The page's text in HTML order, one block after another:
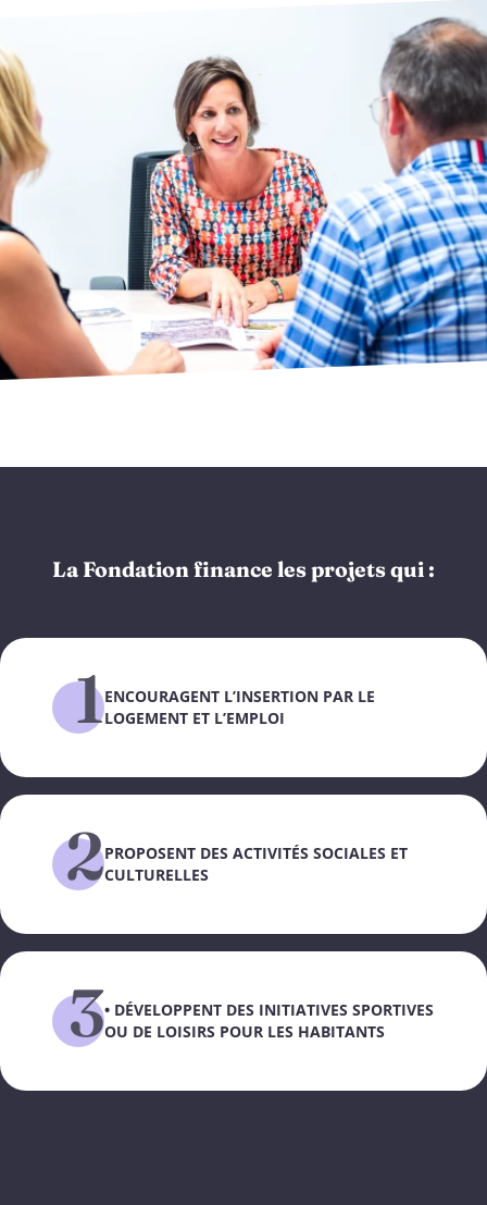
La Fondation finance les projets qui :
1ENCOURAGENT L’INSERTION PAR LE
LOGEMENT ET L’EMPLOI
2PROPOSENT DES ACTIVITÉS SOCIALES ET
CULTURELLES
3• DÉVELOPPENT DES INITIATIVES SPORTIVES
OU DE LOISIRS POUR LES HABITANTS